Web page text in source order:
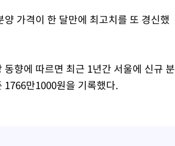
가격이 한 달만에 최고치를 또 경신했
향에 따르면 최근 1년간 서울에 신규 분
만1000원을 기록했다.